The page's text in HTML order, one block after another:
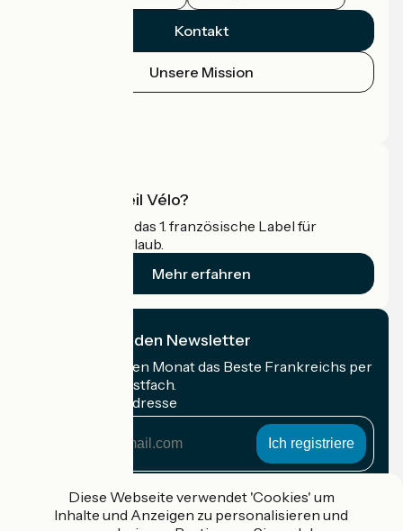
Kontakt
Unsere Mission
Was ist Accueil Vélo?
Accueil Vélo ist das 1. französische Label für
Radfahrer im Urlaub.
Mehr erfahren
Ich abonniere den Newsletter
Erhalten Sie jeden Monat das Beste Frankreichs per
Rad in Ihrem Postfach.
Meine E-Mail-Adresse
Adresse
Gefördert im Rahmen von Destination France
Diese Webseite verwendet 'Cookies' um
Inhalte und Anzeigen zu personalisieren und